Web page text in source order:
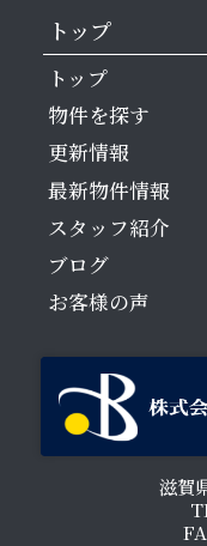
トップ
トップ
物件を探す
更新情報
最新物件情報
スタッフ紹介
ブログ
お客様の声
滋賀